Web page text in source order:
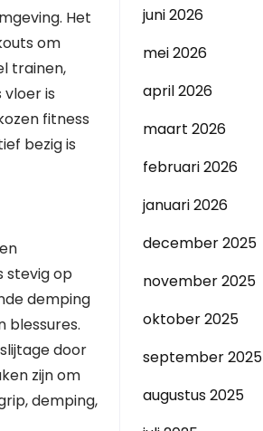
Het
om
trainen,
is
fitness
bezig is
stevig op
demping
blessures.
door
zijn om
demping,
juni 2026
mei 2026
april 2026
maart 2026
februari 2026
januari 2026
december 2025
november 2025
oktober 2025
september 2025
augustus 2025